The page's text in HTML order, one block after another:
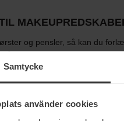
Samtycke
använder cookies
og pensler, så kan du
Bangerhead finder du
og Make Up Store.